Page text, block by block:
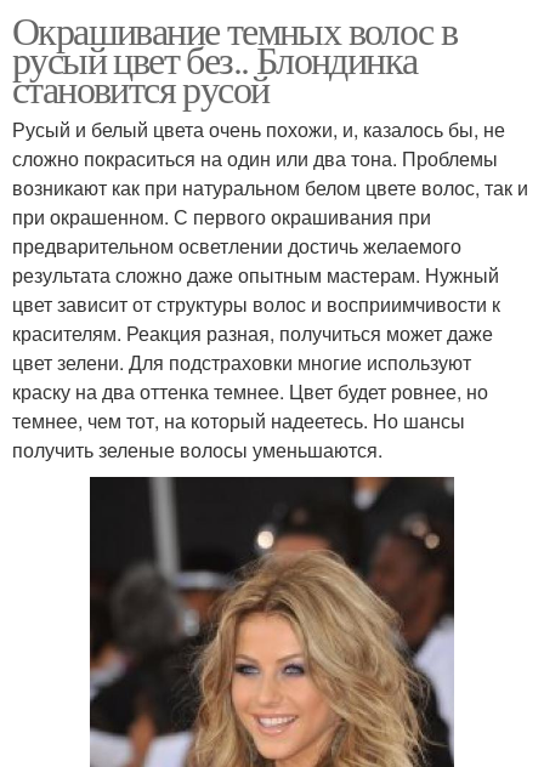
Окрашивание темных волос в
русый цвет без.. Блондинка
становится русой
Русый и белый цвета очень похожи, и, казалось бы, не
сложно покраситься на один или два тона. Проблемы
возникают как при натуральном белом цвете волос, так и
при окрашенном. С первого окрашивания при
предварительном осветлении достичь желаемого
результата сложно даже опытным мастерам. Нужный
цвет зависит от структуры волос и восприимчивости к
красителям. Реакция разная, получиться может даже
цвет зелени. Для подстраховки многие используют
краску на два оттенка темнее. Цвет будет ровнее, но
темнее, чем тот, на который надеетесь. Но шансы
получить зеленые волосы уменьшаются.